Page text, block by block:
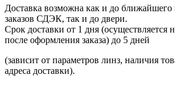
Доставка возможна как и до ближайшего
заказов СДЭК, так и до двери.
Срок доставки от 1 дня (осуществляется
после оформления заказа) до 5 дней
(зависит от параметров линз, наличия
адреса доставки).